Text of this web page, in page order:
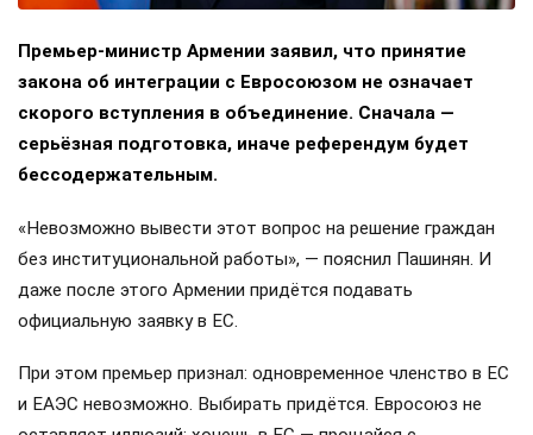
Премьер-министр Армении заявил, что принятие
закона об интеграции с Евросоюзом не означает
скорого вступления в объединение. Сначала —
серьёзная подготовка, иначе референдум будет
бессодержательным.
«Невозможно вывести этот вопрос на решение граждан
без институциональной работы», — пояснил Пашинян. И
даже после этого Армении придётся подавать
официальную заявку в ЕС.
При этом премьер признал: одновременное членство в ЕС
и ЕАЭС невозможно. Выбирать придётся. Евросоюз не